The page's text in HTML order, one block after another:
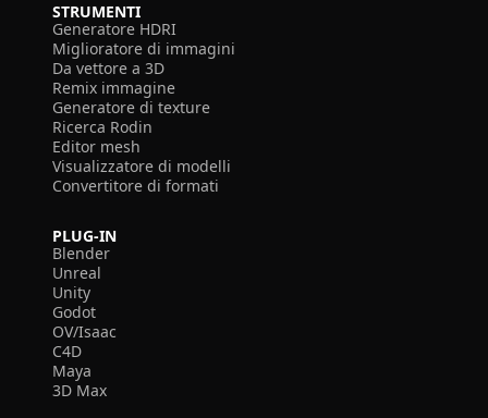
STRUMENTI
Generatore HDRI
Miglioratore di immagini
Da vettore a 3D
Remix immagine
Generatore di texture
Ricerca Rodin
Editor mesh
Visualizzatore di modelli
Convertitore di formati
PLUG-IN
Blender
Unreal
Unity
Godot
OV/Isaac
C4D
Maya
3D Max